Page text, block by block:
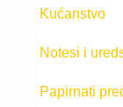
Kućanstvo
Notesi i
Papirnati